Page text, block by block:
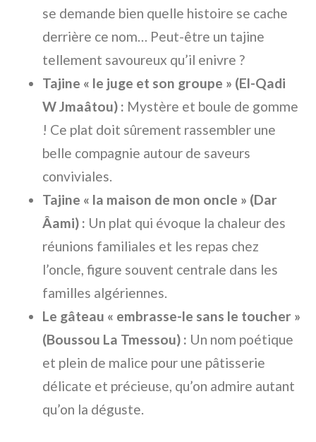
se demande bien quelle histoire se cache
derrière ce nom… Peut-être un tajine
tellement savoureux qu’il enivre ?
Tajine « le juge et son groupe » (El-Qadi
W Jmaâtou) : Mystère et boule de gomme
! Ce plat doit sûrement rassembler une
belle compagnie autour de saveurs
conviviales.
Tajine « la maison de mon oncle » (Dar
Âami) : Un plat qui évoque la chaleur des
réunions familiales et les repas chez
l’oncle, figure souvent centrale dans les
familles algériennes.
Le gâteau « embrasse-le sans le toucher »
(Boussou La Tmessou) : Un nom poétique
et plein de malice pour une pâtisserie
délicate et précieuse, qu’on admire autant
qu’on la déguste.